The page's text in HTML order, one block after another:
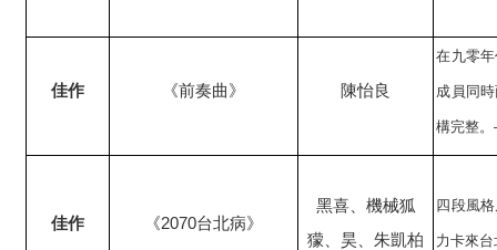
佳作 《前奏曲》 陳怡良
在九零
成員同
構完整
佳作 《2070台北病》
黑喜、機械狐
獴、昊、朱凱柏
四段風
力卡來